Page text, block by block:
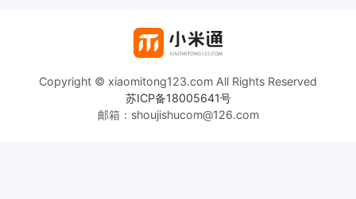
Copyright © xiaomitong123.com All Rights Reserved
苏ICP备18005641号
邮箱：shoujishucom@126.com